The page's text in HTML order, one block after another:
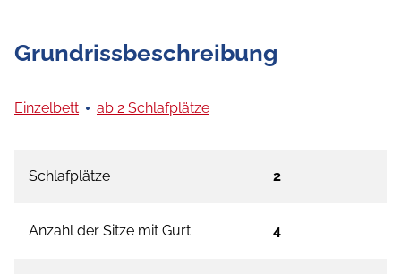
Grundrissbeschreibung
Einzelbett ab 2 Schlafplätze
Schlafplätze 2
Anzahl der Sitze mit Gurt 4